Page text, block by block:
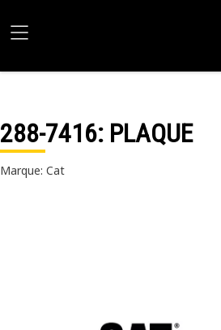
288-7416: PLAQUE
Marque: Cat